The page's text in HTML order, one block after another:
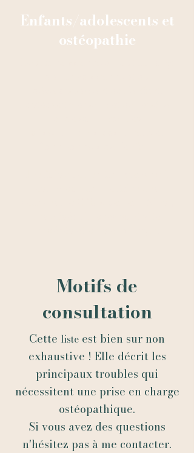
Enfants/adolescents et
ostéopathie
Motifs de
consultation
Cette liste est bien sur non
exhaustive ! Elle décrit les
principaux troubles qui
nécessitent une prise en charge
ostéopathique.
Si vous avez des questions
n'hésitez pas à me contacter.